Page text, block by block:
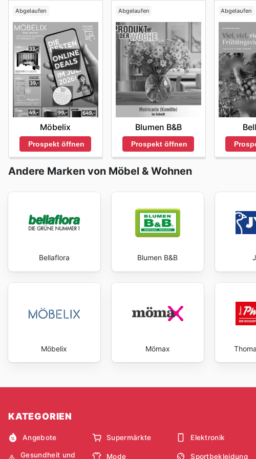
Abgelaufen
Möbelix
Prospekt öffnen
Abgelaufen
Blumen B&B
Prospekt öffnen
Abgelaufen
Andere Marken von Möbel & Wohnen
Bellaflora Blumen B&B
Möbelix Mömax
KATEGORIEN
Angebote Supermärkte Elektronik
Gesundheit und
Mode Sportbekleidung